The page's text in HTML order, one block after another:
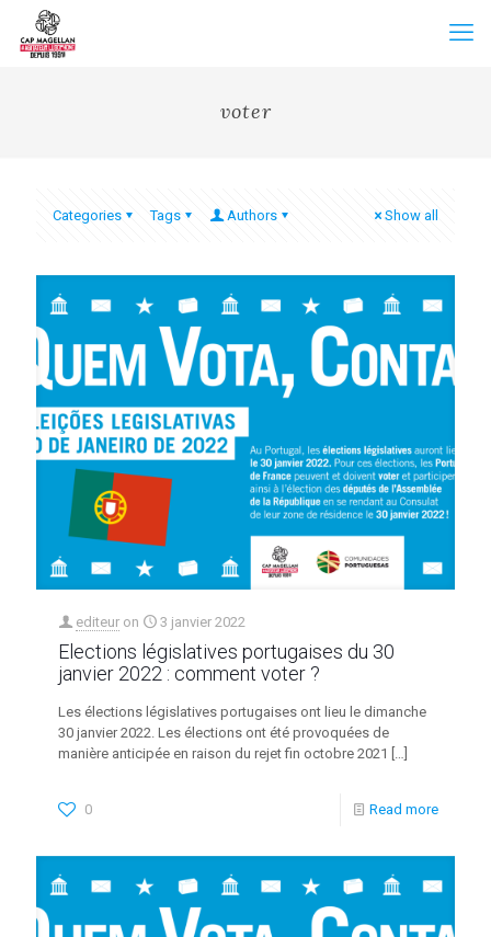
voter
Categories Tags Authors Show all
editeur on 3 janvier 2022
Elections législatives portugaises du 30
janvier 2022 : comment voter ?
Les élections législatives portugaises ont lieu le dimanche
30 janvier 2022. Les élections ont été provoquées de
manière anticipée en raison du rejet fin octobre 2021 […]
0 Read more